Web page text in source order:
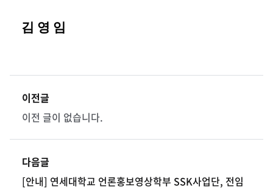
김 영 임
이전글
이전 글이 없습니다.
다음글
[안내] 연세대학교 언론홍보영상학부 SSK사업단, 전임